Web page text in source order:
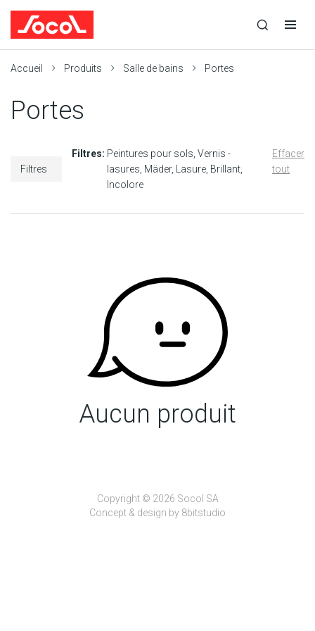
recherche
recherche
navigation
Accueil Produits Salle de bains Portes
Portes
Filtres
Filtres: Peintures pour sols Vernis -
lasures Mäder Lasure Brillant
Incolore
Effacer
tout
Aucun produit
Copyright © 2026 Socol SA
Concept & design by 8bitstudio